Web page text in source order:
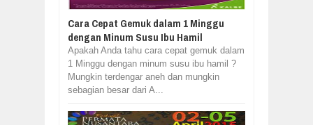
Cara Cepat Gemuk dalam 1 Minggu
dengan Minum Susu Ibu Hamil
Apakah Anda tahu cara cepat gemuk dalam
1 Minggu dengan minum susu ibu hamil ?
Mungkin terdengar aneh dan mungkin
sebagian besar dari A...